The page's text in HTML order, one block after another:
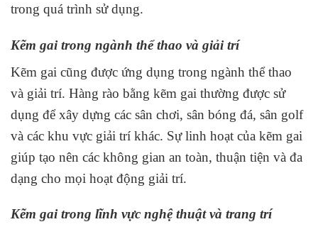
trong quá trình sử dụng.
Kẽm gai trong ngành thể thao và giải trí
Kẽm gai cũng được ứng dụng trong ngành thể thao
và giải trí. Hàng rào bằng kẽm gai thường được sử
dụng để xây dựng các sân chơi, sân bóng đá, sân golf
và các khu vực giải trí khác. Sự linh hoạt của kẽm gai
giúp tạo nên các không gian an toàn, thuận tiện và đa
dạng cho mọi hoạt động giải trí.
Kẽm gai trong lĩnh vực nghệ thuật và trang trí